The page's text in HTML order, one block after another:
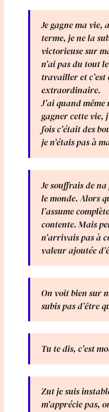
Je gagne ma vie,
terme, je ne la
victorieuse sur
n’ai pas du tout
travailler et c’est
extraordinaire.
J’ai quand même
gagner cette vie,
fois c’était des
je n’étais pas à
Je souffrais de
le monde. Alors
l’assume
contente. Mais
n’arrivais pas à
valeur ajoutée
On voit bien sur
subis pas d’être
Tu te dis, c’est
Zut je suis
m’apprécie pas,